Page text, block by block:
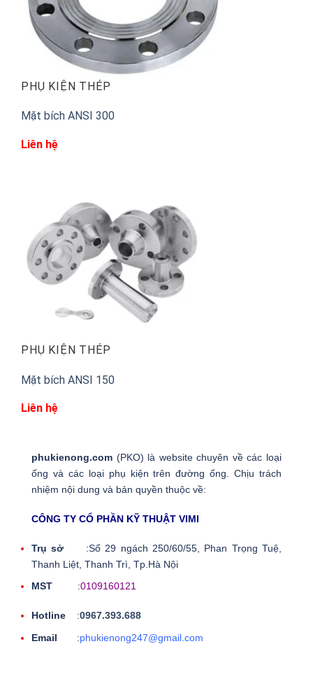
PHỤ KIỆN THÉP
Mặt bích ANSI 300
Liên hệ
PHỤ KIỆN THÉP
Mặt bích ANSI 150
Liên hệ
phukienong.com (PKO) là website chuyên về các loại
ống và các loại phụ kiện trên đường ống. Chịu trách
nhiệm nội dung và bản quyền thuộc về:
CÔNG TY CỔ PHẦN KỸ THUẬT VIMI
Trụ sở :Số 29 ngách 250/60/55, Phan Trọng Tuệ,
Thanh Liệt, Thanh Trì, Tp.Hà Nội
MST :0109160121
Hotline :0967.393.688
Email :phukienong247@gmail.com